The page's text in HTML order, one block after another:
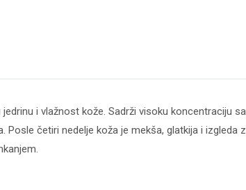
i vlažnost kože. Sadrži visoku
četiri nedelje koža je mekša, glatkija i